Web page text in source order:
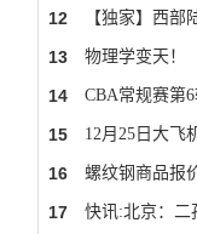
12 【独家】西部
13 物理学变天！
14 CBA常规赛第
15 12月25日大飞
16 螺纹钢商品报
17 快讯:北京：二